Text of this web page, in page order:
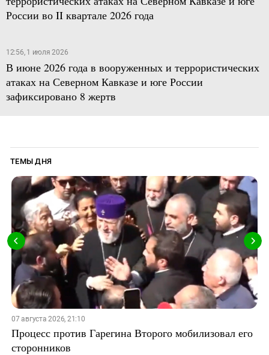
России во II квартале 2026 года
12:56, 1 июля 2026
В июне 2026 года в вооруженных и террористических
атаках на Северном Кавказе и юге России
зафиксировано 8 жертв
ТЕМЫ ДНЯ
07 августа 2026, 21:10
Процесс против Гарегина Второго мобилизовал его
сторонников